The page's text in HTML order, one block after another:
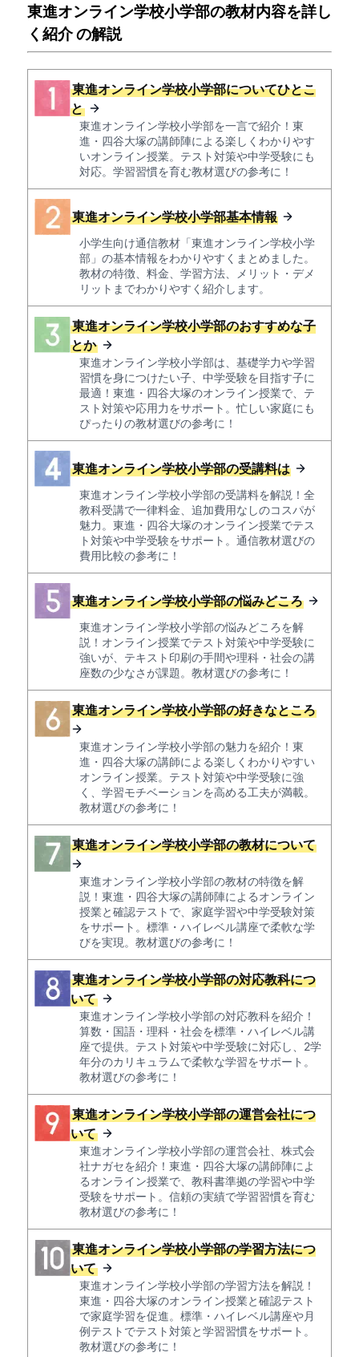
東進オンライン学校小学部の教材内容を詳し
く紹介 の解説
東進オンライン学校小学部についてひとこ
と
東進オンライン学校小学部を一言で紹介！東
進・四谷大塚の講師陣による楽しくわかりやす
いオンライン授業。テスト対策や中学受験にも
対応。学習習慣を育む教材選びの参考に！
東進オンライン学校小学部基本情報
小学生向け通信教材「東進オンライン学校小学
部」の基本情報をわかりやすくまとめました。
教材の特徴、料金、学習方法、メリット・デメ
リットまでわかりやすく紹介します。
東進オンライン学校小学部のおすすめな子
とか
東進オンライン学校小学部は、基礎学力や学習
習慣を身につけたい子、中学受験を目指す子に
最適！東進・四谷大塚のオンライン授業で、テ
スト対策や応用力をサポート。忙しい家庭にも
ぴったりの教材選びの参考に！
東進オンライン学校小学部の受講料は
東進オンライン学校小学部の受講料を解説！全
教科受講で一律料金、追加費用なしのコスパが
魅力。東進・四谷大塚のオンライン授業でテス
ト対策や中学受験をサポート。通信教材選びの
費用比較の参考に！
東進オンライン学校小学部の悩みどころ
東進オンライン学校小学部の悩みどころを解
説！オンライン授業でテスト対策や中学受験に
強いが、テキスト印刷の手間や理科・社会の講
座数の少なさが課題。教材選びの参考に！
東進オンライン学校小学部の好きなところ
東進オンライン学校小学部の魅力を紹介！東
進・四谷大塚の講師による楽しくわかりやすい
オンライン授業。テスト対策や中学受験に強
く、学習モチベーションを高める工夫が満載。
教材選びの参考に！
東進オンライン学校小学部の教材について
東進オンライン学校小学部の教材の特徴を解
説！東進・四谷大塚の講師陣によるオンライン
授業と確認テストで、家庭学習や中学受験対策
をサポート。標準・ハイレベル講座で柔軟な学
びを実現。教材選びの参考に！
東進オンライン学校小学部の対応教科につ
いて
東進オンライン学校小学部の対応教科を紹介！
算数・国語・理科・社会を標準・ハイレベル講
座で提供。テスト対策や中学受験に対応し、2学
年分のカリキュラムで柔軟な学習をサポート。
教材選びの参考に！
東進オンライン学校小学部の運営会社につ
いて
東進オンライン学校小学部の運営会社、株式会
社ナガセを紹介！東進・四谷大塚の講師陣によ
るオンライン授業で、教科書準拠の学習や中学
受験をサポート。信頼の実績で学習習慣を育む
教材選びの参考に！
東進オンライン学校小学部の学習方法につ
いて
東進オンライン学校小学部の学習方法を解説！
東進・四谷大塚のオンライン授業と確認テスト
で家庭学習を促進。標準・ハイレベル講座や月
例テストでテスト対策と学習習慣をサポート。
教材選びの参考に！